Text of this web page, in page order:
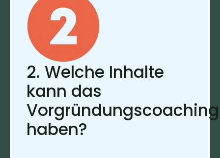
2. Welche Inhalte
kann das
Vorgründungscoaching
haben?